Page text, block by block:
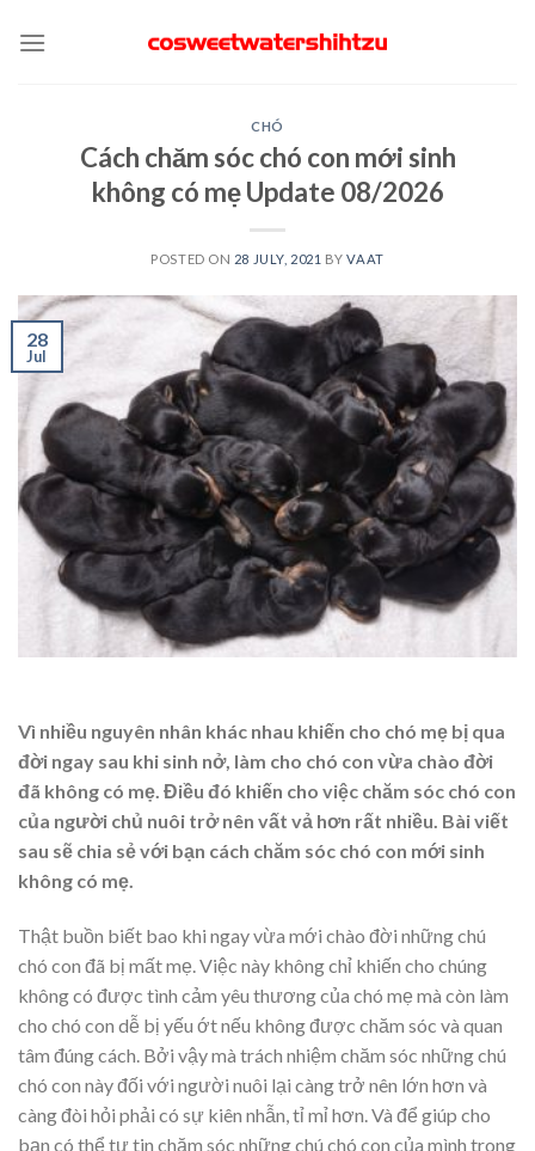
CHÓ
Cách chăm sóc chó con mới sinh
không có mẹ Update 08/2026
POSTED ON 28 JULY, 2021 BYVAAT
28
Jul
Vì nhiều nguyên nhân khác nhau khiến cho chó mẹ bị qua
đời ngay sau khi sinh nở, làm cho chó con vừa chào đời
đã không có mẹ. Điều đó khiến cho việc chăm sóc chó con
của người chủ nuôi trở nên vất vả hơn rất nhiều. Bài viết
sau sẽ chia sẻ với bạn cách chăm sóc chó con mới sinh
không có mẹ.
Thật buồn biết bao khi ngay vừa mới chào đời những chú
chó con đã bị mất mẹ. Việc này không chỉ khiến cho chúng
không có được tình cảm yêu thương của chó mẹ mà còn làm
cho chó con dễ bị yếu ớt nếu không được chăm sóc và quan
tâm đúng cách. Bởi vậy mà trách nhiệm chăm sóc những chú
chó con này đối với người nuôi lại càng trở nên lớn hơn và
càng đòi hỏi phải có sự kiên nhẫn, tỉ mỉ hơn. Và để giúp cho
bạn có thể tự tin chăm sóc những chú chó con của mình trong